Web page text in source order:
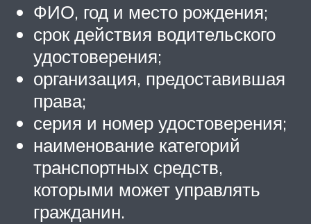
ФИО, год и место рождения;
срок действия водительского
удостоверения;
организация, предоставившая
права;
серия и номер удостоверения;
наименование категорий
транспортных средств,
которыми может управлять
гражданин.